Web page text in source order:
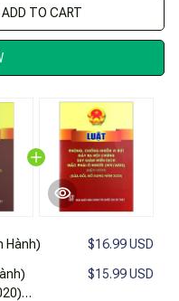
ADD TO CART
Hành) $16.99 USD
$15.99 USD